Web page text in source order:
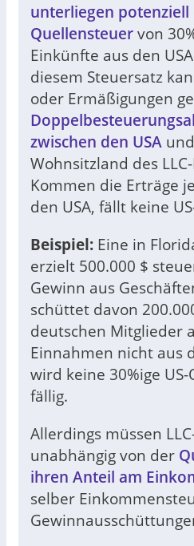
unterliegen potenziell
Quellensteuervon
Einkünfte aus den
diesem Steuersatz
oder Ermäßigungen
zwischen den USA
Wohnsitzland des
Kommen die Erträge
den USA, fällt keine
Beispiel: Eine in
erzielt 500.000 $
Gewinn aus
schüttet davon
deutschen Mitglieder
Einnahmen nicht aus
wird keine 30%ige
fällig.
Allerdings müssen
unabhängig von der
ihren Anteil am
selber